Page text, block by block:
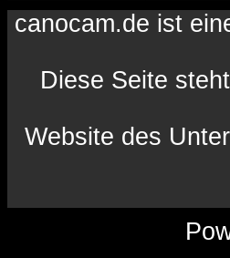
canocam.de ist
Diese Seite
Website des